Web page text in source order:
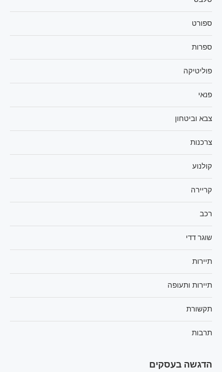
ספורט
ספרות
פוליטיקה
פנאי
צבא וביטחון
צרכנות
קולנוע
קריירה
רכב
שוגר דדי
תיירות
תיירות ותעופה
תקשורת
תרבות
הדגשה בעסקים